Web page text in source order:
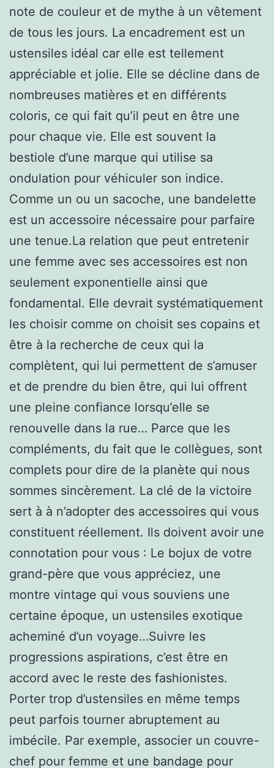
note de couleur et de mythe à un vêtement
de tous les jours. La encadrement est un
ustensiles idéal car elle est tellement
appréciable et jolie. Elle se décline dans de
nombreuses matières et en différents
coloris, ce qui fait qu’il peut en être une
pour chaque vie. Elle est souvent la
bestiole d’une marque qui utilise sa
ondulation pour véhiculer son indice.
Comme un ou un sacoche, une bandelette
est un accessoire nécessaire pour parfaire
une tenue.La relation que peut entretenir
une femme avec ses accessoires est non
seulement exponentielle ainsi que
fondamental. Elle devrait systématiquement
les choisir comme on choisit ses copains et
être à la recherche de ceux qui la
complètent, qui lui permettent de s’amuser
et de prendre du bien être, qui lui offrent
une pleine confiance lorsqu’elle se
renouvelle dans la rue… Parce que les
compléments, du fait que le collègues, sont
complets pour dire de la planète qui nous
sommes sincèrement. La clé de la victoire
sert à à n’adopter des accessoires qui vous
constituent réellement. Ils doivent avoir une
connotation pour vous : Le bojux de votre
grand-père que vous appréciez, une
montre vintage qui vous souviens une
certaine époque, un ustensiles exotique
acheminé d’un voyage…Suivre les
progressions aspirations, c’est être en
accord avec le reste des fashionistes.
Porter trop d’ustensiles en même temps
peut parfois tourner abruptement au
imbécile. Par exemple, associer un couvre-
chef pour femme et une bandage pour